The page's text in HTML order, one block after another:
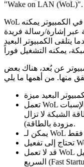
"Wake on LAN (WoL)".
WoL هو بروتوكول قياسي مدمج في الشبكات في الكمبيوتر يمكنه
عبر إشارة/رسالة فريدة
الكمبيوتر البعيد
عن بُعد، هناك بعض
تعمل WoL فقط إذا كان الكمبيوتر في حالة السكون/الإسبات
الشبكة لا تزال
مزودة بالطاقة).
قد لا تعمل WoL على الكمبيوتر الذي يستخدم وضع التشغيل